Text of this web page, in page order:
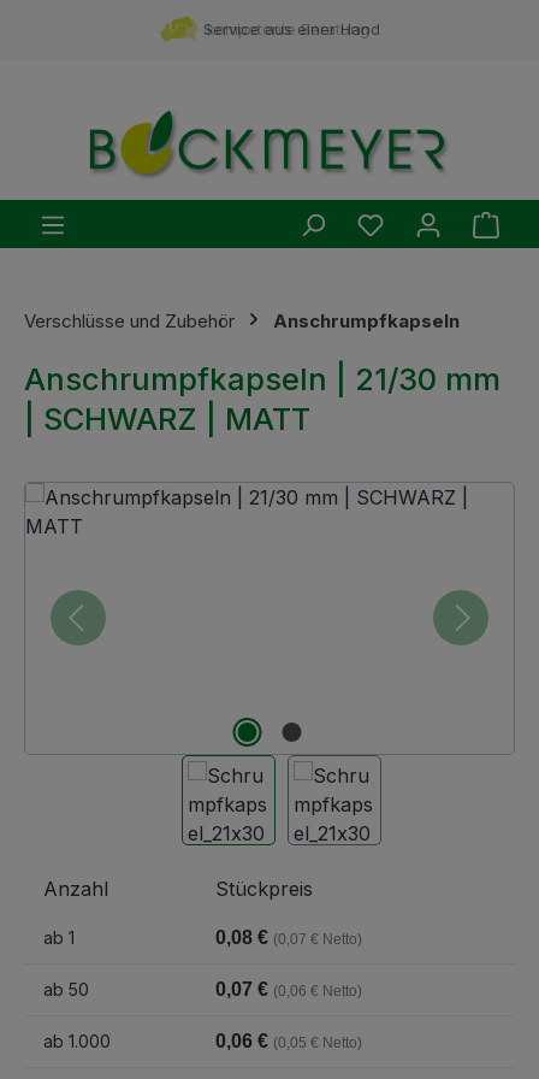
Zum Hauptinhalt springenkompetente Beratung
Service aus einer Hand
Du hast 0
Verschlüsse und Zubehör Anschrumpfkapseln
Anschrumpfkapseln | 21/30 mm
| SCHWARZ | MATT
Bildergalerie überspringen
Anzahl Stückpreis
ab 1 0,08 € (0,07 € Netto)
ab 50 0,07 € (0,06 € Netto)
ab 1.000 0,06 € (0,05 € Netto)